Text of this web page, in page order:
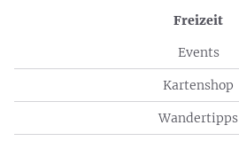
Freizeit
Events
Kartenshop
Wandertipps